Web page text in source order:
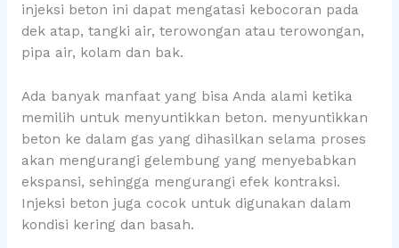
injeksi beton ini dapat mengatasi kebocoran pada
dek atap, tangki air, terowongan atau terowongan,
pipa air, kolam dan bak.
Ada banyak manfaat yang bisa Anda alami ketika
memilih untuk menyuntikkan beton. menyuntikkan
beton ke dalam gas yang dihasilkan selama proses
akan mengurangi gelembung yang menyebabkan
ekspansi, sehingga mengurangi efek kontraksi.
Injeksi beton juga cocok untuk digunakan dalam
kondisi kering dan basah.